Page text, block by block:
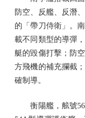
防空、反艦、反潛
的「帶刀侍衛」。
載不同類型的導彈
艇的毀傷打擊；防
方飛機的補充攔截
確制導。
衡陽艦，舷號